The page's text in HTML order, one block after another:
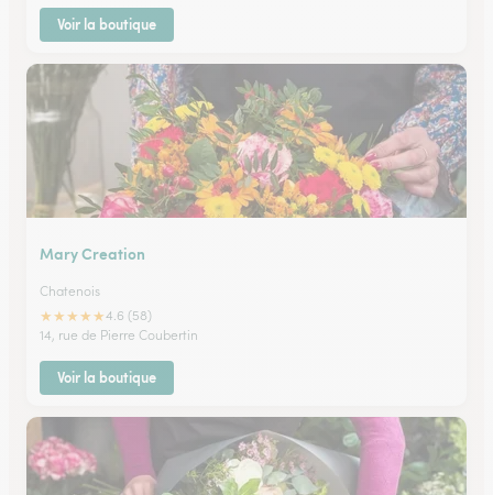
Voir la boutique
Mary Creation
Chatenois
★★★★★4.6 (58)
14, rue de Pierre Coubertin
Voir la boutique